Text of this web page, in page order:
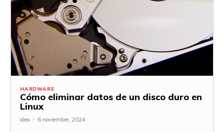
HARDWARE
Cómo eliminar datos de un disco duro en
Linux
alex - 6 noviembre, 2024